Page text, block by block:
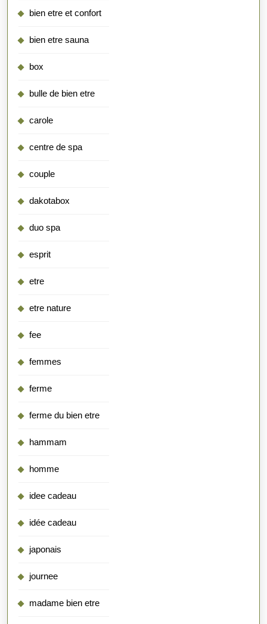
bien etre et confort
bien etre sauna
box
bulle de bien etre
carole
centre de spa
couple
dakotabox
duo spa
esprit
etre
etre nature
fee
femmes
ferme
ferme du bien etre
hammam
homme
idee cadeau
idée cadeau
japonais
journee
madame bien etre